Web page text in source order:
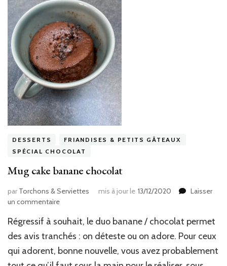
DESSERTS
FRIANDISES & PETITS GÂTEAUX
SPÉCIAL CHOCOLAT
Mug cake banane chocolat
par Torchons & Serviettes mis à jour le 13/12/2020
Laisser
un commentairesur
cake
banane
Régressif à souhait, le duo banane / chocolat permet
des avis tranchés : on déteste ou on adore. Pour ceux
qui adorent, bonne nouvelle, vous avez probablement